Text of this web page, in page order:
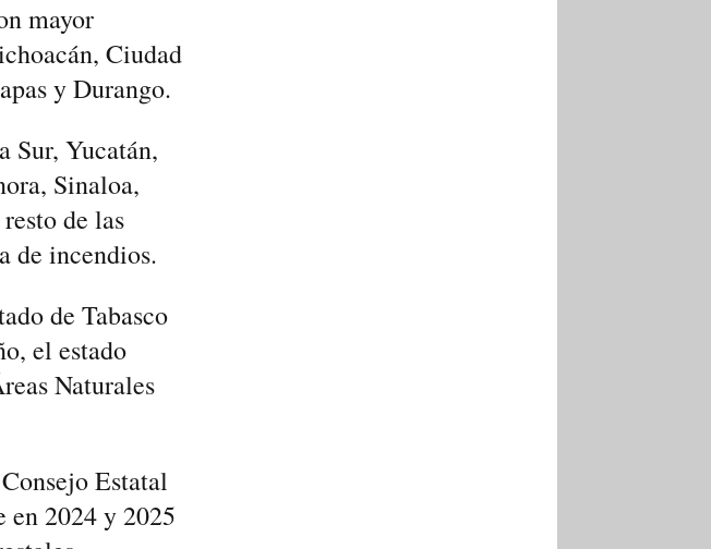
mayor
Ciudad
y Durango.
Sur, Yucatán,
Sinaloa,
de las
de incendios.
de Tabasco
el estado
Naturales
Estatal
en 2024 y 2025